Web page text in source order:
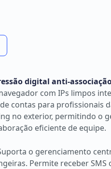
digital anti-
com IPs limpos
contas para profissionais
no exterior, permitindo o
eficiente de equipe.
o gerenciamento
Permite receber